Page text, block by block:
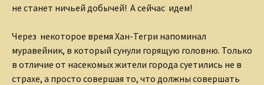
не станет ничьей добычей! А сейчас идем!
Через некоторое время Хан-Тегри напоминал
муравейник, в который сунули горящую головню. Только
в отличие от насекомых жители города суетились не в
страхе, а просто совершая то, что должны совершать